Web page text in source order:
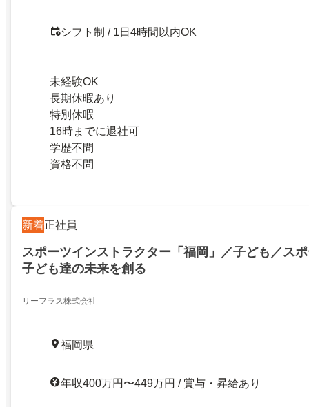
シフト制 / 1日4時間以内OK
未経験OK
長期休暇あり
特別休暇
16時までに退社可
学歴不問
資格不問
新着正社員
スポーツインストラクター「福岡」／子ども／ス
子ども達の未来を創る
リーフラス株式会社
福岡県
年収400万円〜449万円 / 賞与・昇給あり